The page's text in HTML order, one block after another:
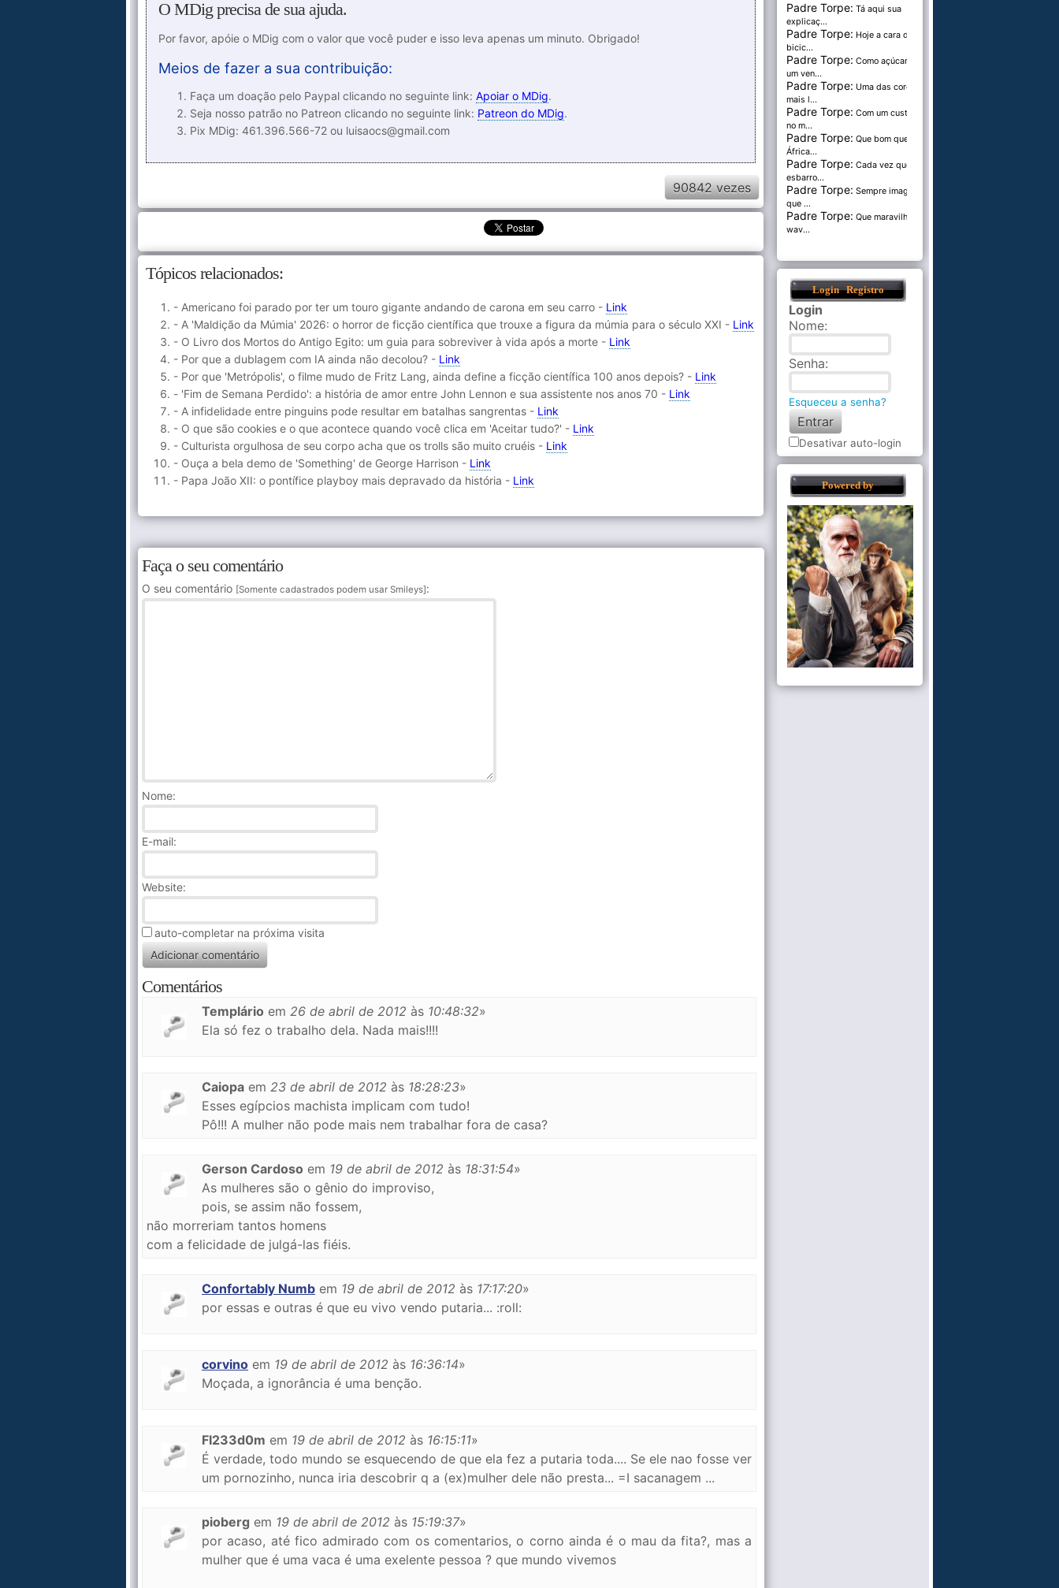
O MDig precisa de sua ajuda.
Por favor, apóie o MDig com o valor que você puder e isso leva apenas um minuto. Obrigado!
Meios de fazer a sua contribuição:
Faça um doação pelo Paypal clicando no seguinte link: Apoiar o MDig.
Seja nosso patrão no Patreon clicando no seguinte link: Patreon do MDig.
Pix MDig: 461.396.566-72 ou luisaocs@gmail.com
90842 vezes
Tópicos relacionados:
- Americano foi parado por ter um touro gigante andando de carona em seu carro - Link
- A 'Maldição da Múmia' 2026: o horror de ficção científica que trouxe a figura da múmia para o século XXI - Link
- O Livro dos Mortos do Antigo Egito: um guia para sobreviver à vida após a morte - Link
- Por que a dublagem com IA ainda não decolou? - Link
- Por que 'Metrópolis', o filme mudo de Fritz Lang, ainda define a ficção científica 100 anos depois? - Link
- 'Fim de Semana Perdido': a história de amor entre John Lennon e sua assistente nos anos 70 - Link
- A infidelidade entre pinguins pode resultar em batalhas sangrentas - Link
- O que são cookies e o que acontece quando você clica em 'Aceitar tudo?' - Link
- Culturista orgulhosa de seu corpo acha que os trolls são muito cruéis - Link
- Ouça a bela demo de 'Something' de George Harrison - Link
- Papa João XII: o pontífice playboy mais depravado da história - Link
Faça o seu comentário
O seu comentário [Somente cadastrados podem usar Smileys] :
Nome:
E-mail:
Website:
auto-completar na próxima visita
Comentários
Templário em 26 de abril de 2012 às 10:48:32»
Ela só fez o trabalho dela. Nada mais!!!!
Caiopa em 23 de abril de 2012 às 18:28:23»
Esses egípcios machista implicam com tudo!
Pô!!! A mulher não pode mais nem trabalhar fora de casa?
Gerson Cardoso em 19 de abril de 2012 às 18:31:54»
As mulheres são o gênio do improviso,
pois, se assim não fossem,
não morreriam tantos homens
com a felicidade de julgá-las fiéis.
Confortably Numb em 19 de abril de 2012 às 17:17:20»
por essas e outras é que eu vivo vendo putaria... :roll:
corvino em 19 de abril de 2012 às 16:36:14»
Moçada, a ignorância é uma benção.
FI233d0m em 19 de abril de 2012 às 16:15:11»
É verdade, todo mundo se esquecendo de que ela fez a putaria toda.... Se ele nao fosse ver
um pornozinho, nunca iria descobrir q a (ex)mulher dele não presta... =I sacanagem ...
pioberg em 19 de abril de 2012 às 15:19:37»
por acaso, até fico admirado com os comentarios, o corno ainda é o mau da fita?, mas a
mulher que é uma vaca é uma exelente pessoa ? que mundo vivemos
Padre Torpe: Tá aqui sua
explicaç...
Padre Torpe: Hoje a cara de
bicic...
Padre Torpe: Como açúcar é
um ven...
Padre Torpe: Uma das cores
mais l...
Padre Torpe: Com um custo de
no m...
Padre Torpe: Que bom que a
África...
Padre Torpe: Cada vez que
esbarro...
Padre Torpe: Sempre imaginei
que ...
Padre Torpe: Que maravilha de
wav...
Login Registro
Login
Nome:
Senha:
Esqueceu a senha?
Desativar auto-login
Powered by